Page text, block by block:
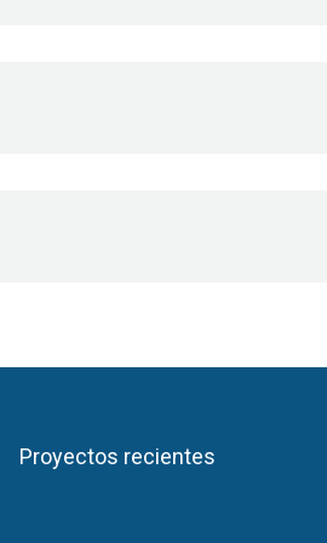
Proyectos recientes